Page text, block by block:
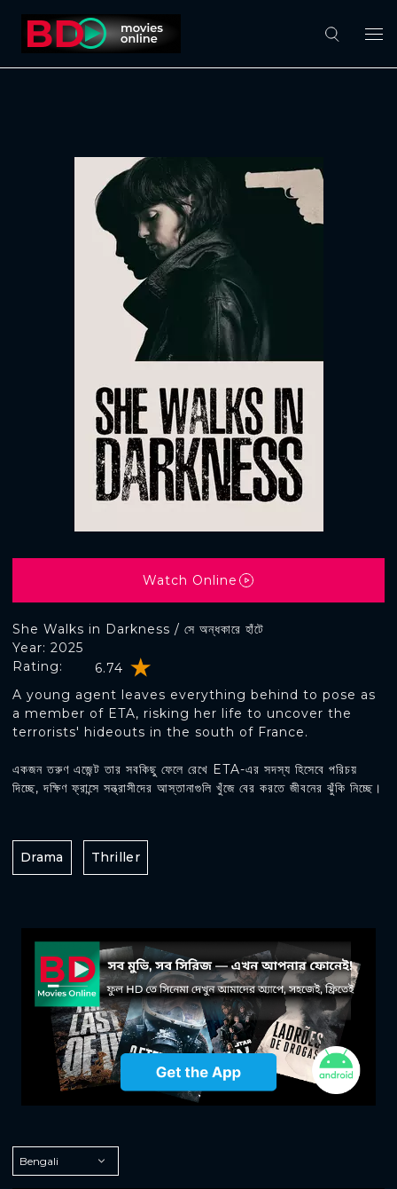
She Walks in Darkness / সে অন্ধকারে হাঁটে
Rating: 6.74
Year: 2025
A young agent leaves everything behind to pose as
a member of ETA, risking her life to uncover the
terrorists' hideouts in the south of France.
একজন তরুণ এজেন্ট তার সবকিছু ফেলে রেখে ETA-এর সদস্য হিসেবে পরিচয়
দিচ্ছে, দক্ষিণ ফ্রান্সে সন্ত্রাসীদের আস্তানাগুলি খুঁজে বের করতে জীবনের ঝুঁকি নিচ্ছে।
Watch Online
Drama Thriller